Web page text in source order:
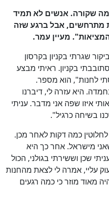
שקורה. אנשים לא תמיד
מתרחשים, אבל ברגע שזה
מעיין עמר.
שגרתי בקניון בקרסון
בקניון. ראיתי מבצע
לחנות", הוא מספר.
היא עזרה לי, דיברנו
איזו שפה אני מדבר. עניתי
בשיחה כרגיל".
כמה דקות לאחר מכן.
מישראל. אחר כך היא
שכן וששירתי בגולני, הכול
עליי, אמרה לי לצאת מהחנות
מאוד מוזר כי כמה רגעים